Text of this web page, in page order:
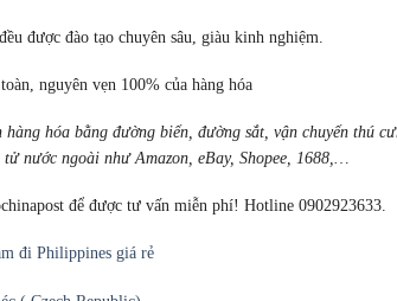
được đào tạo chuyên sâu, giàu kinh nghiệm.
nguyên vẹn 100% của hàng hóa
hóa bằng đường biển, đường sắt, vận chuyển thú
nước ngoài như Amazon, eBay, Shopee, 1688,…
để được tư vấn miễn phí! Hotline 0902923633.
đi Philippines giá rẻ